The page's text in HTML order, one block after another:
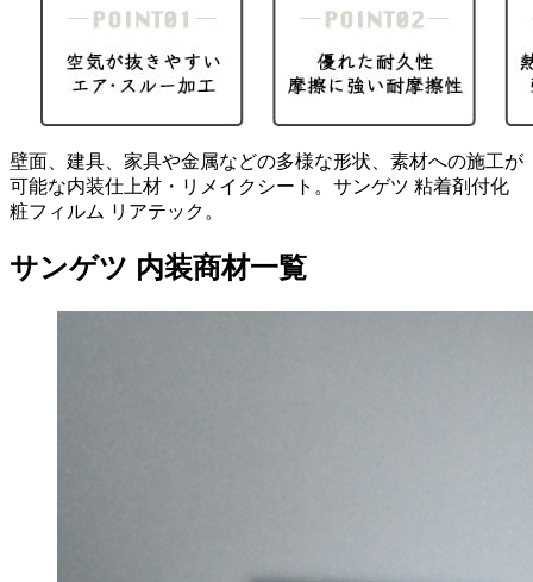
壁面、建具、家具や金属などの多様な形状、素材への施工が
可能な内装仕上材・リメイクシート。サンゲツ 粘着剤付化
粧フィルム リアテック。
サンゲツ 内装商材一覧